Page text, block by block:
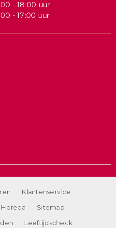
- 18:00 uur
- 17:00 uur
Klantenservice
Horeca
Sitemap
Leeftijdscheck